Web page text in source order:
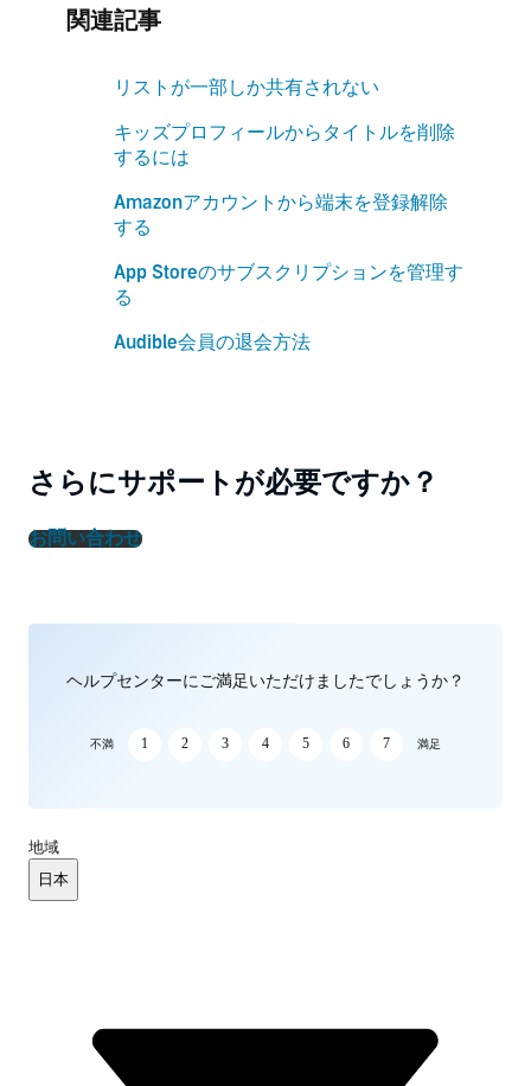
関連記事
リストが一部しか共有されない
キッズプロフィールからタイトルを削除
するには
Amazonアカウントから端末を登録解除
する
App Storeのサブスクリプションを管理す
る
Audible会員の退会方法
さらにサポートが必要ですか？
お問い合わせ
ヘルプセンターにご満足いただけましたでしょうか？
不満 1 2 3 4 5 6 7 満足
地域
日本